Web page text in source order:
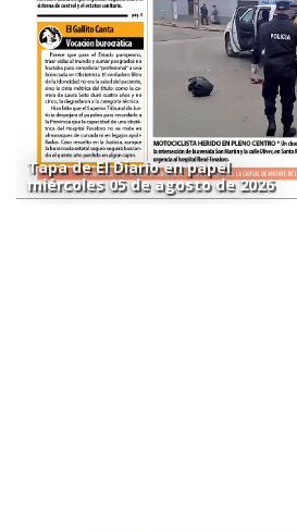
Tapa de El Diario en papel
miércoles 05 de agosto de 2026